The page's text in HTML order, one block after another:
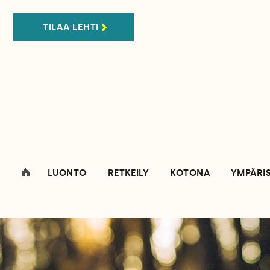
TILAA LEHTI
LUONTO RETKEILY KOTONA